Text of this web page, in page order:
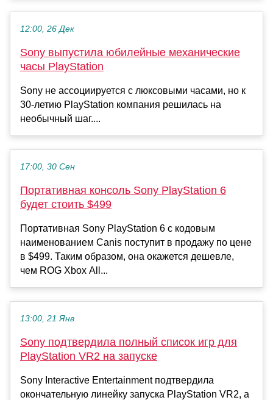
12:00, 26 Дек
Sony выпустила юбилейные механические
часы PlayStation
Sony не ассоциируется с люксовыми часами, но к
30-летию PlayStation компания решилась на
необычный шаг....
17:00, 30 Сен
Портативная консоль Sony PlayStation 6
будет стоить $499
Портативная Sony PlayStation 6 с кодовым
наименованием Canis поступит в продажу по цене
в $499. Таким образом, она окажется дешевле,
чем ROG Xbox All...
13:00, 21 Янв
Sony подтвердила полный список игр для
PlayStation VR2 на запуске
Sony Interactive Entertainment подтвердила
окончательную линейку запуска PlayStation VR2, а